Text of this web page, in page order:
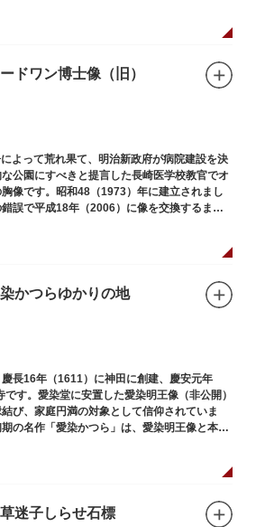
ドワン博士像（旧）
よって荒れ果て、明治新政府が病院建設を決
公園にすべきと提言した長崎医学校教官でオ
像です。昭和48（1973）年に建立されまし
誤で平成18年（2006）に像を交換するまで
かつらゆかりの地
長16年（1611）に神田に創建、慶安元年
です。愛染堂に安置した愛染明王像（非公開）
び、家庭円満の対象として信仰されていま
の名作「愛染かつら」は、愛染明王像と本堂
得た作品だといわれます。
迷子しらせ石標